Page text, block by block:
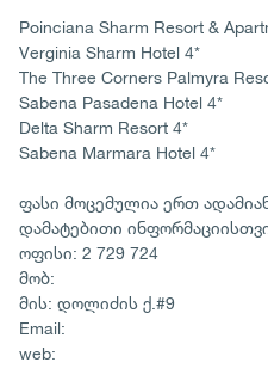
Poinciana Sharm Resort &
Verginia Sharm Hotel 4*
The Three Corners Palmyra
Sabena Pasadena Hotel 4*
Delta Sharm Resort 4*
Sabena Marmara Hotel 4*
ფასი მოცემულია ერთ
დამატებითი
ოფისი: 2 729 724
მობ:
მის: დოლიძის ქ.#9
Email:
web: